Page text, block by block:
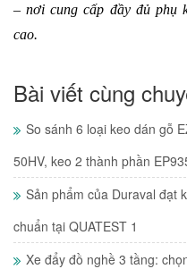
– nơi cung cấp đầy đủ phụ
cao.
Bài viết cùng
So sánh 6 loại keo dán gỗ
50HV, keo 2 thành phần
Sản phẩm của Duraval đạt
chuẩn tại QUATEST 1
Xe đẩy đồ nghề 3 tầng: